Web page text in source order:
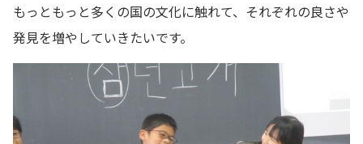
もっともっと多くの国の文化に触れて、それぞれの良さや
発見を増やしていきたいです。